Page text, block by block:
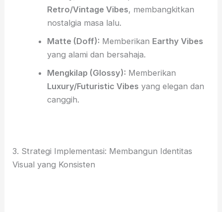
Retro/Vintage Vibes, membangkitkan
nostalgia masa lalu.
Matte (Doff): Memberikan Earthy Vibes
yang alami dan bersahaja.
Mengkilap (Glossy): Memberikan
Luxury/Futuristic Vibes yang elegan dan
canggih.
3. Strategi Implementasi: Membangun Identitas
Visual yang Konsisten